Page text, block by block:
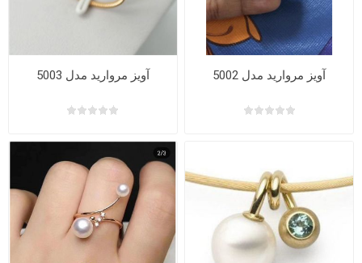
آویز مروارید مدل 5002 آویز مروارید مدل 5003